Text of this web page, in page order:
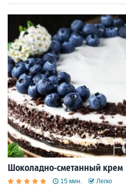
Шоколадно-сметанный крем
15 мин. Легко